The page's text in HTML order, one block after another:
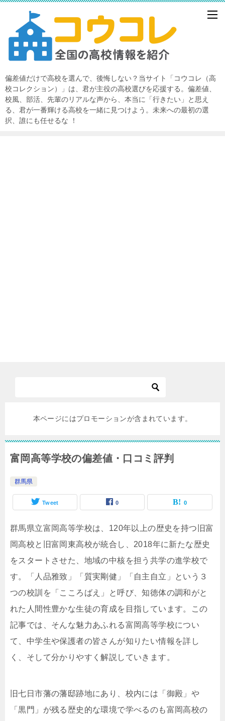
偏差値だけで高校を選んで、後悔しない？当サイト「コウコレ（高
校コレクション）」は、君が主役の高校選びを応援する。偏差値、
校風、部活、先輩のリアルな声から、本当に「行きたい」と思え
る、君が一番輝ける高校を一緒に見つけよう。未来への最初の選
択、誰にも任せるな ！
本ページにはプロモーションが含まれています。
富岡高等学校の偏差値・口コミ評判
群馬県
Tweet 0 0
群馬県立富岡高等学校は、120年以上の歴史を持つ旧富
岡高校と旧富岡東高校が統合し、2018年に新たな歴史
をスタートさせた、地域の中核を担う共学の進学校で
す。「人品雅致」「質実剛健」「自主自立」という３
つの校訓を「こころばえ」と呼び、知徳体の調和がと
れた人間性豊かな生徒の育成を目指しています。この
記事では、そんな魅力あふれる富岡高等学校につい
て、中学生や保護者の皆さんが知りたい情報を詳し
く、そして分かりやすく解説していきます。
旧七日市藩の藩邸跡地にあり、校内には「御殿」や
「黒門」が残る歴史的な環境で学べるのも富岡高校の